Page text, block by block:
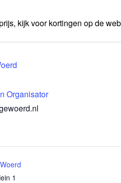
kijk voor kortingen op de
Organisator
1